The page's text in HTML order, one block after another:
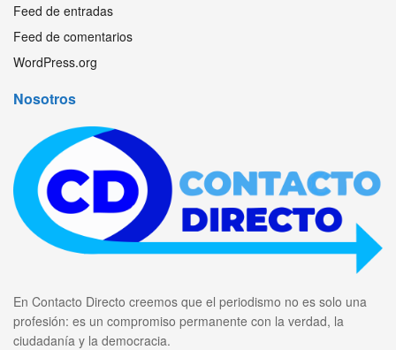
Feed de entradas
Feed de comentarios
WordPress.org
Nosotros
En Contacto Directo creemos que el periodismo no es solo una
profesión: es un compromiso permanente con la verdad, la
ciudadanía y la democracia.